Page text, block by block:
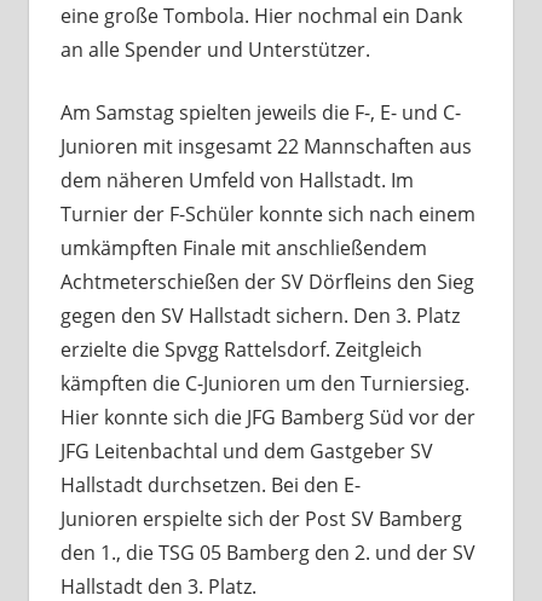
eine große Tombola. Hier nochmal ein Dank
an alle Spender und Unterstützer.
Am Samstag spielten jeweils die F-, E- und C-
Junioren mit insgesamt 22 Mannschaften aus
dem näheren Umfeld von Hallstadt. Im
Turnier der F-Schüler konnte sich nach einem
umkämpften Finale mit anschließendem
Achtmeterschießen der SV Dörfleins den Sieg
gegen den SV Hallstadt sichern. Den 3. Platz
erzielte die Spvgg Rattelsdorf. Zeitgleich
kämpften die C-Junioren um den Turniersieg.
Hier konnte sich die JFG Bamberg Süd vor der
JFG Leitenbachtal und dem Gastgeber SV
Hallstadt durchsetzen. Bei den E-
Junioren erspielte sich der Post SV Bamberg
den 1., die TSG 05 Bamberg den 2. und der SV
Hallstadt den 3. Platz.